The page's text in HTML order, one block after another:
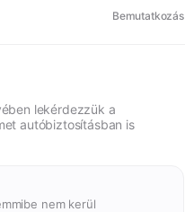
Bemutatkozás
lekérdezzük a
autóbiztosításban is
nem kerül